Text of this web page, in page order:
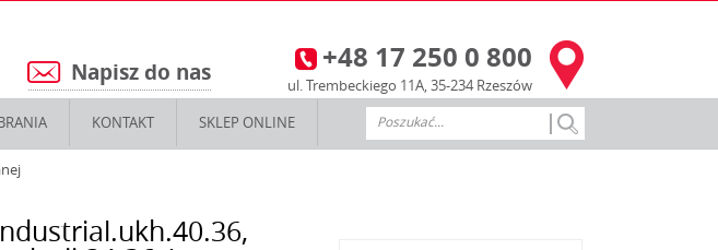
3 +48 17 250 0 800
ul. Trembeckiego 11A, 35-234 Rzeszów
5 Napisz do nas
KONTAKT SKLEP ONLINE